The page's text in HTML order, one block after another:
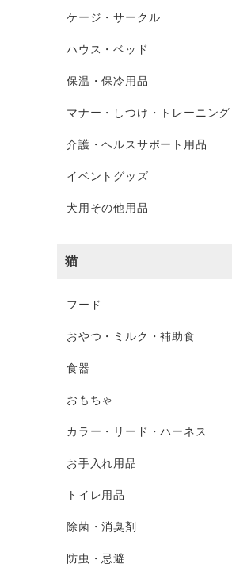
ケージ・サークル
ハウス・ベッド
保温・保冷用品
マナー・しつけ・トレーニング
介護・ヘルスサポート用品
イベントグッズ
犬用その他用品
猫
フード
おやつ・ミルク・補助食
食器
おもちゃ
カラー・リード・ハーネス
お手入れ用品
トイレ用品
除菌・消臭剤
防虫・忌避